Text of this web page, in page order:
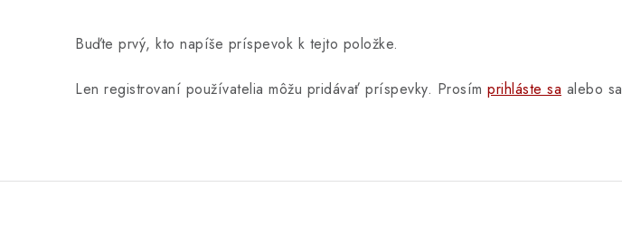
Buďte prvý, kto napíše príspevok k tejto položke.
Len registrovaní používatelia môžu pridávať príspevky. Prosím prihláste sa alebo sa